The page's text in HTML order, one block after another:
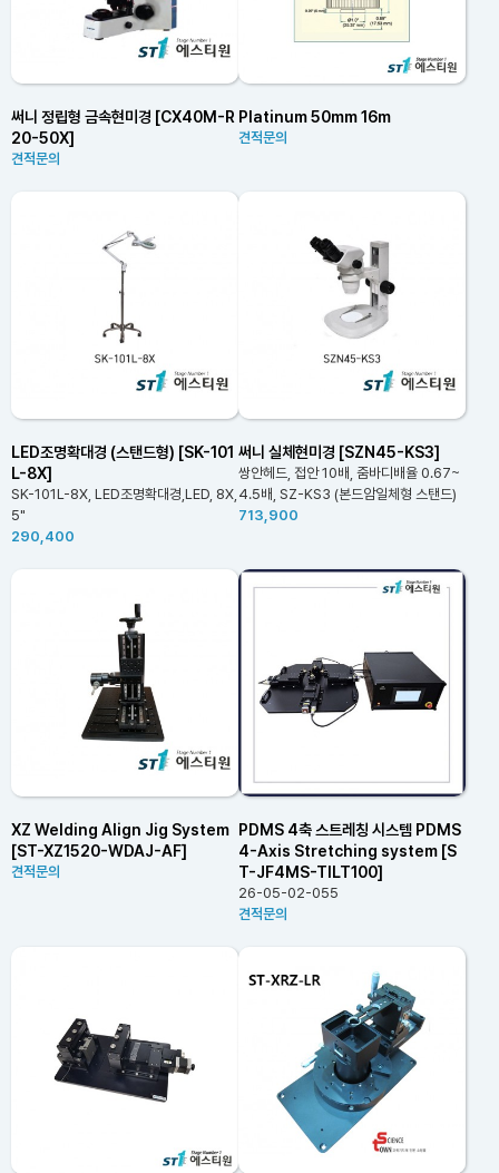
써니 정립형 금속현미경 [CX40M-R
20-50X]
견적문의
Platinum 50mm 16m
견적문의
LED조명확대경 (스탠드형) [SK-101
L-8X]
SK-101L-8X, LED조명확대경,LED, 8X,
5"
290,400
써니 실체현미경 [SZN45-KS3]
쌍안헤드, 접안 10배, 줌바디배율 0.67~
4.5배, SZ-KS3 (본드암일체형 스탠드)
713,900
XZ Welding Align Jig System
[ST-XZ1520-WDAJ-AF]
견적문의
PDMS 4축 스트레칭 시스템 PDMS
4-Axis Stretching system [S
T-JF4MS-TILT100]
26-05-02-055
견적문의